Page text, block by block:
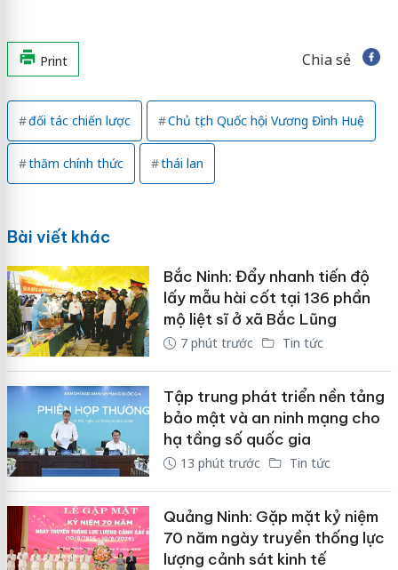
Print Chia sẻ
đối tác chiến lược Chủ tịch Quốc hội Vương Đình Huệ
thăm chính thức thái lan
Bài viết khác
Bắc Ninh: Đẩy nhanh tiến độ
lấy mẫu hài cốt tại 136 phần
mộ liệt sĩ ở xã Bắc Lũng
7 phút trước Tin tức
Tập trung phát triển nền tảng
bảo mật và an ninh mạng cho
hạ tầng số quốc gia
13 phút trước Tin tức
Quảng Ninh: Gặp mặt kỷ niệm
70 năm ngày truyền thống lực
lượng cảnh sát kinh tế